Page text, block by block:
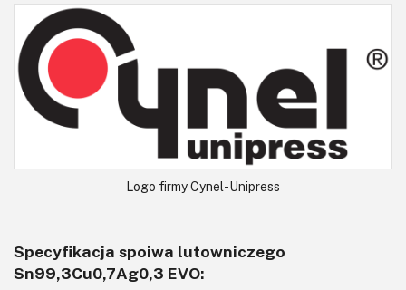
Logo firmy Cynel-Unipress
Specyfikacja spoiwa lutowniczego
Sn99,3Cu0,7Ag0,3 EVO: